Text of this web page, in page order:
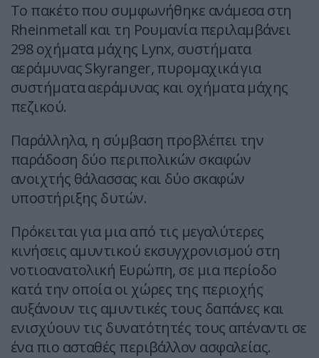
Το πακέτο που συμφωνήθηκε ανάμεσα στη
Rheinmetall και τη Ρουμανία περιλαμβάνει
298 οχήματα μάχης Lynx, συστήματα
αεράμυνας Skyranger, πυρομαχικά για
συστήματα αεράμυνας και οχήματα μάχης
πεζικού.
Παράλληλα, η σύμβαση προβλέπει την
παράδοση δύο περιπολικών σκαφών
ανοιχτής θάλασσας και δύο σκαφών
υποστήριξης δυτών.
Πρόκειται για μια από τις μεγαλύτερες
κινήσεις αμυντικού εκσυγχρονισμού στη
νοτιοανατολική Ευρώπη, σε μια περίοδο
κατά την οποία οι χώρες της περιοχής
αυξάνουν τις αμυντικές τους δαπάνες και
ενισχύουν τις δυνατότητές τους απέναντι σε
ένα πιο ασταθές περιβάλλον ασφαλείας.